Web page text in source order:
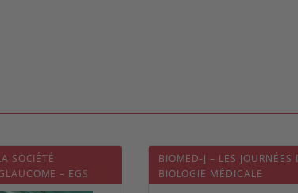
SOCIÉTÉ
– EGS
BIOMED-J – LES JOURNÉES
BIOLOGIE MÉDICALE